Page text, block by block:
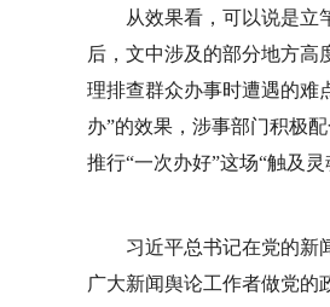
从效果看，可以说是立
后，文中涉及的部分地方高
理排查群众办事时遭遇的难
办”的效果，涉事部门积极
推行“一次办好”这场“触及
习近平总书记在党的新
广大新闻舆论工作者做党的